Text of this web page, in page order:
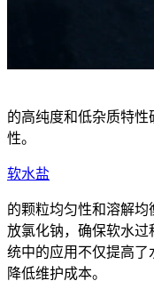
的高纯度和低杂质特
性。
软水盐
的颗粒均匀性和溶解
放氯化钠，确保软水
统中的应用不仅提高了
降低维护成本。